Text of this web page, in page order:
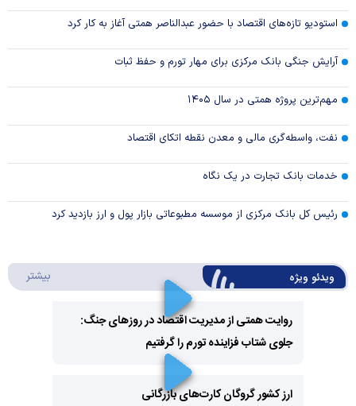
استودیو تازه‌های اقتصاد با حضور عبدالناصر همتی آغاز به کار کرد
آرایش جنگی بانک مرکزی برای مهار تورم و حفظ ثبات
مهم‌ترین پروژه همتی در سال ۱۴۰۵
نفت، واسطه‌گری مالی و معدن نقطه اتکای اقتصاد
خدمات بانک تجارت در یک نگاه
رئیس کل بانک مرکزی از موسسه مطبوعاتی بازار پول و ارز بازدید کرد
ویدئو ویژه بیشتر
Play
Video
روایت همتی از مدیریت اقتصاد در روزهای جنگ:
جلوی شتاب فزاینده تورم را گرفتیم
ارز کشور گروگان کارت‌های بازرگانی